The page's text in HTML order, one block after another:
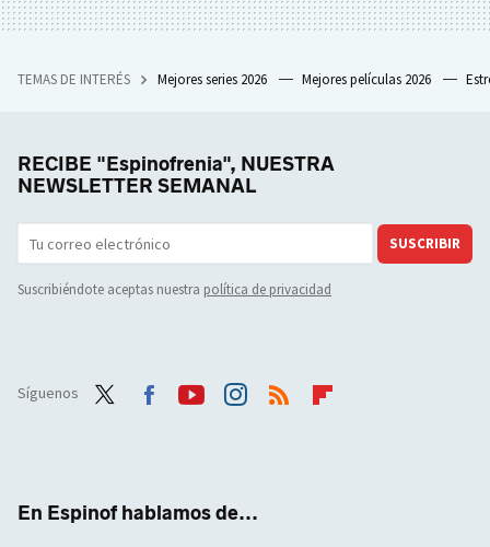
TEMAS DE INTERÉS Mejores series 2026 Mejores películas 2026
RECIBE "Espinofrenia", NUESTRA
NEWSLETTER SEMANAL
SUSCRIBIR
Suscribiéndote aceptas nuestra política de privacidad
Síguenos
En Espinof hablamos de...